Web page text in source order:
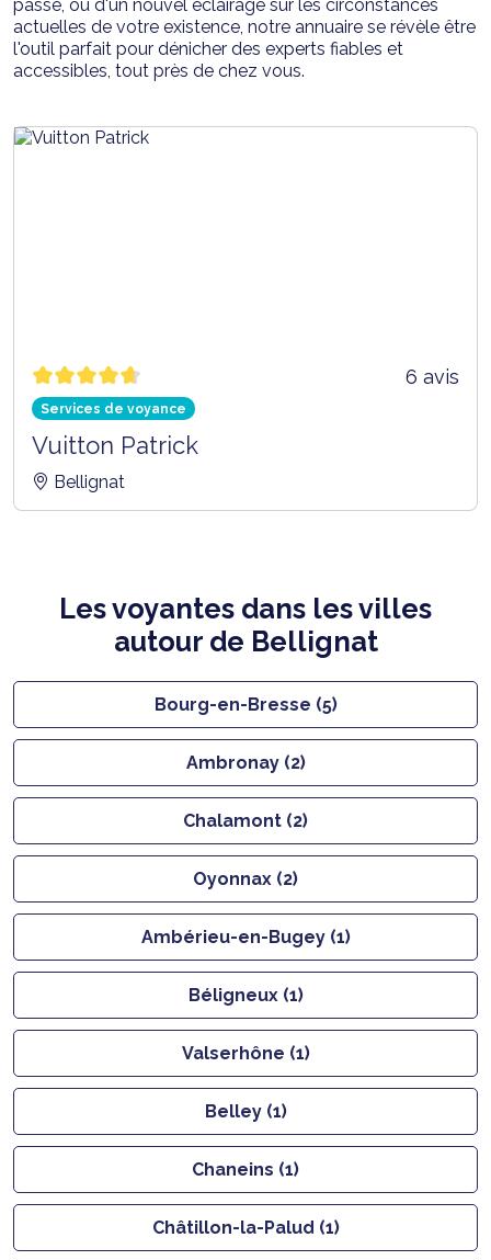
passé, ou d'un nouvel éclairage sur les circonstances
actuelles de votre existence, notre annuaire se révèle être
l'outil parfait pour dénicher des experts fiables et
accessibles, tout près de chez vous.
6 avis
Services de voyance
Vuitton Patrick
Bellignat
Les voyantes dans les villes
autour de Bellignat
Bourg-en-Bresse (5)
Ambronay (2)
Chalamont (2)
Oyonnax (2)
Ambérieu-en-Bugey (1)
Béligneux (1)
Valserhône (1)
Belley (1)
Chaneins (1)
Châtillon-la-Palud (1)